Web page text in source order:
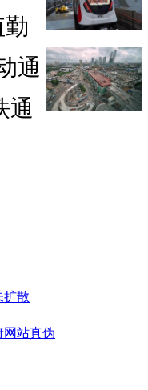
通
通
扩散
网站真伪